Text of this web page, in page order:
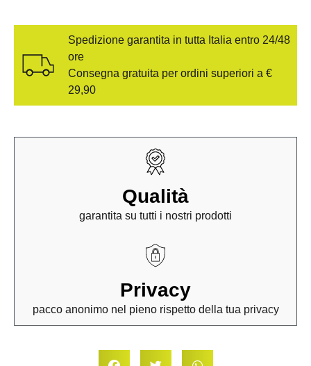
Spedizione garantita in tutta Italia entro 24/48
ore
Consegna gratuita per ordini superiori a €
29,90
Qualità
garantita su tutti i nostri prodotti
Privacy
pacco anonimo nel pieno rispetto della tua privacy